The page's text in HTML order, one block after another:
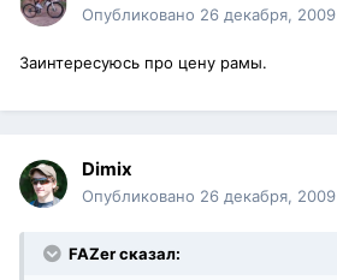
Опубликовано 26 декабря, 2009
Заинтересуюсь про цену рамы.
Dimix
Опубликовано 26 декабря, 2009
FAZer сказал: